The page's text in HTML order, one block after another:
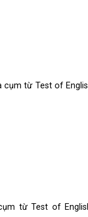
cụm từ Test of
từ Test of